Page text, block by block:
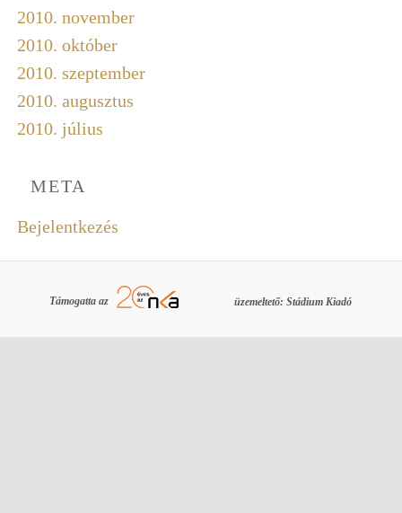
2010. november
2010. október
2010. szeptember
2010. augusztus
2010. július
META
Bejelentkezés
Támogatta az üzemeltető: Stádium Kiadó